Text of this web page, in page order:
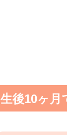
生後10ヶ月